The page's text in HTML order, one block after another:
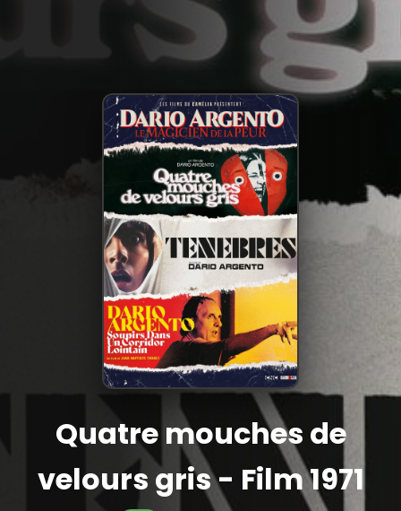
Quatre mouches de
velours gris - Film 1971